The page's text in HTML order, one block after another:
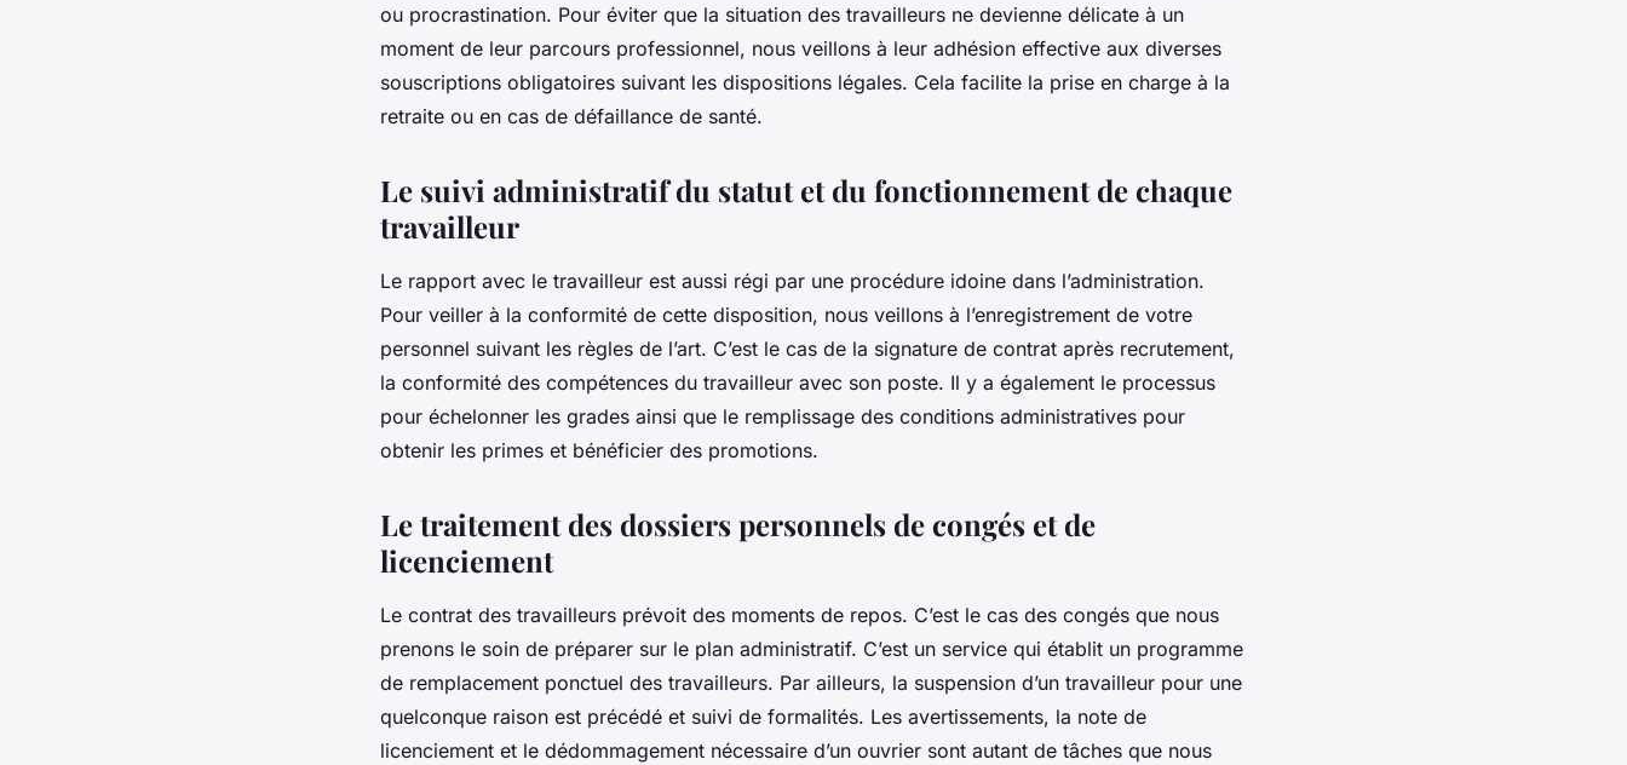
ou procrastination. Pour éviter que la situation des travailleurs ne devienne délicate à un
moment de leur parcours professionnel, nous veillons à leur adhésion effective aux diverses
souscriptions obligatoires suivant les dispositions légales. Cela facilite la prise en charge à la
retraite ou en cas de défaillance de santé.
Le suivi administratif du statut et du fonctionnement de chaque
travailleur
Le rapport avec le travailleur est aussi régi par une procédure idoine dans l’administration.
Pour veiller à la conformité de cette disposition, nous veillons à l’enregistrement de votre
personnel suivant les règles de l’art. C’est le cas de la signature de contrat après recrutement,
la conformité des compétences du travailleur avec son poste. Il y a également le processus
pour échelonner les grades ainsi que le remplissage des conditions administratives pour
obtenir les primes et bénéficier des promotions.
Le traitement des dossiers personnels de congés et de
licenciement
Le contrat des travailleurs prévoit des moments de repos. C’est le cas des congés que nous
prenons le soin de préparer sur le plan administratif. C’est un service qui établit un programme
de remplacement ponctuel des travailleurs. Par ailleurs, la suspension d’un travailleur pour une
quelconque raison est précédé et suivi de formalités. Les avertissements, la note de
licenciement et le dédommagement nécessaire d’un ouvrier sont autant de tâches que nous